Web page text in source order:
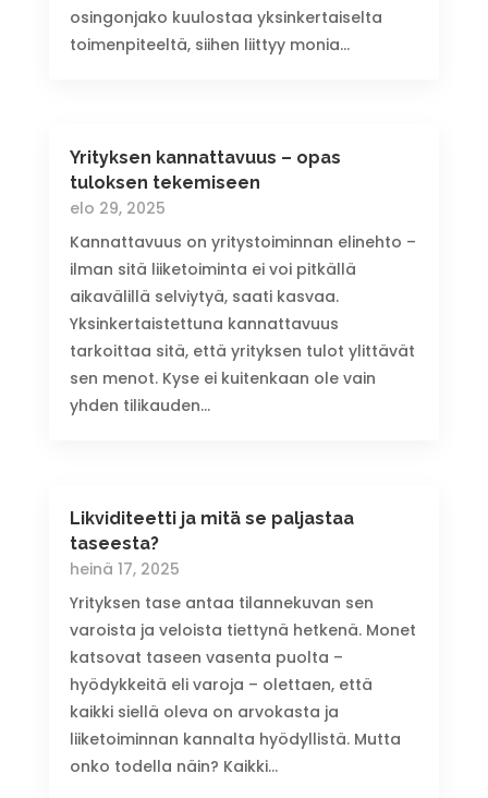
osingonjako kuulostaa yksinkertaiselta
toimenpiteeltä, siihen liittyy monia...
Yrityksen kannattavuus – opas
tuloksen tekemiseen
elo 29, 2025
Kannattavuus on yritystoiminnan elinehto –
ilman sitä liiketoiminta ei voi pitkällä
aikavälillä selviytyä, saati kasvaa.
Yksinkertaistettuna kannattavuus
tarkoittaa sitä, että yrityksen tulot ylittävät
sen menot. Kyse ei kuitenkaan ole vain
yhden tilikauden...
Likviditeetti ja mitä se paljastaa
taseesta?
heinä 17, 2025
Yrityksen tase antaa tilannekuvan sen
varoista ja veloista tiettynä hetkenä. Monet
katsovat taseen vasenta puolta –
hyödykkeitä eli varoja – olettaen, että
kaikki siellä oleva on arvokasta ja
liiketoiminnan kannalta hyödyllistä. Mutta
onko todella näin? Kaikki...